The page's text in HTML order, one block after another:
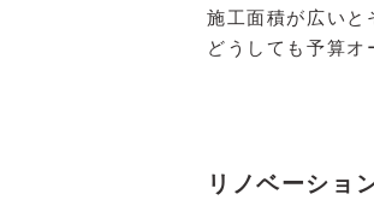
施工面積が広いと
どうしても予算オ
リノベーショ